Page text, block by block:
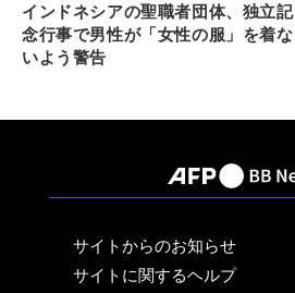
インドネシアの聖職者団体、独立記
念行事で男性が「女性の服」を着な
いよう警告
サイトからのお知らせ
サイトに関するヘルプ